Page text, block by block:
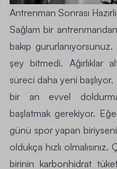
Antrenman Sonrası
Sağlam bir antrenmandan
bakıp
şey bitmedi. Ağırlıklar
süreci daha yeni
bir an evvel
başlatmak gerekiyor.
günü spor yapan
oldukça hızlı
birinin karbonhidrat